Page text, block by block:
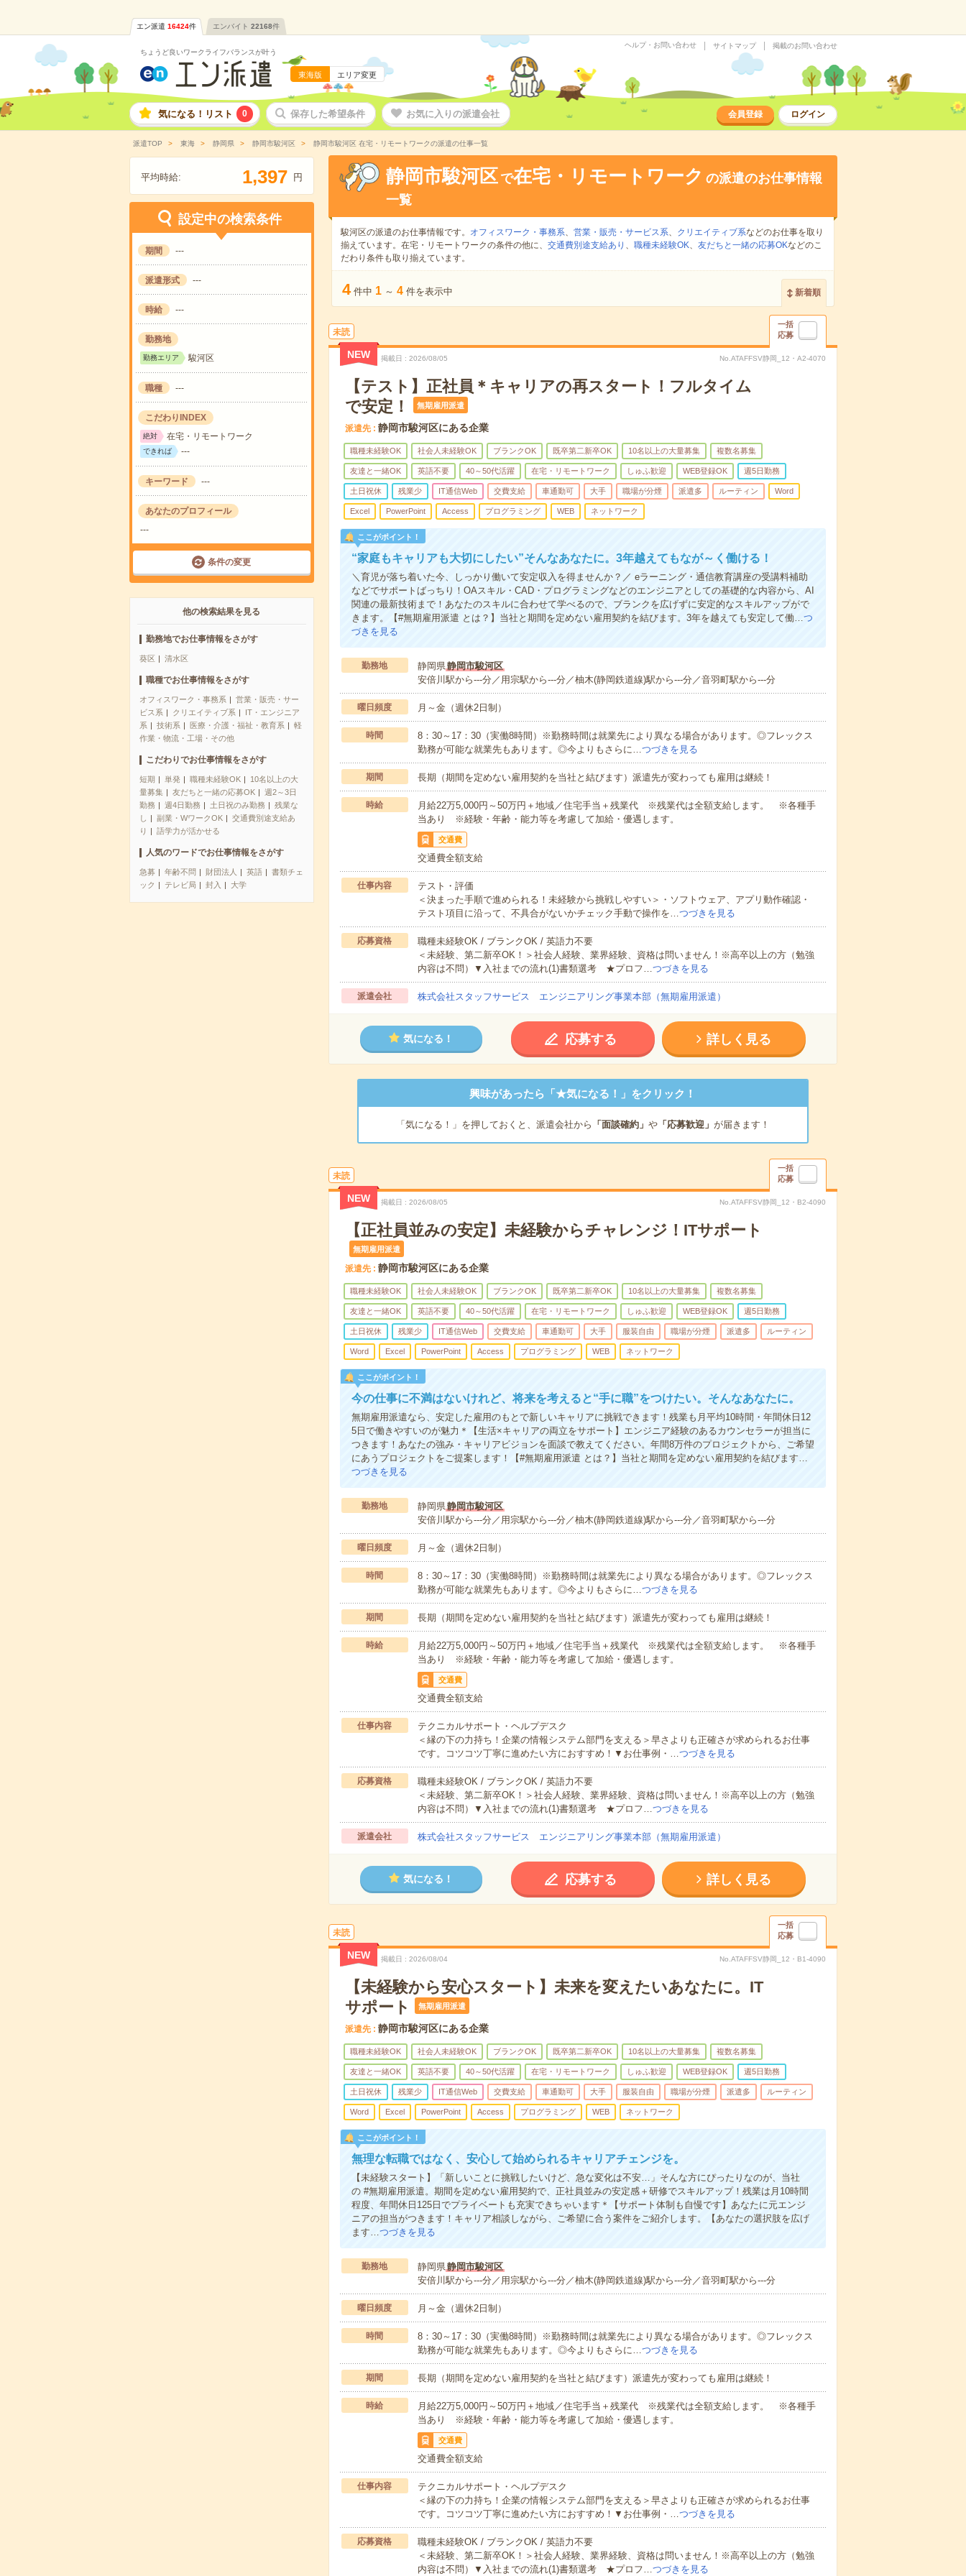
エン派遣 16424件 エンバイト 22168件
ちょうど良いワークライフバランスが叶う
東海版 エリア変更
ヘルプ・お問い合わせ サイトマップ 掲載のお問い合わせ
気になる！リスト 0 保存した希望条件 お気に入りの派遣会社 会員登録 ログイン
派遣TOP 東海 静岡県 静岡市駿河区 静岡市駿河区 在宅・リモートワークの派遣の仕事一覧
平均時給: 1,397 円
設定中の検索条件
期間 ---
派遣形式 ---
時給 ---
勤務地
勤務エリア 駿河区
職種 ---
こだわりINDEX
絶対 在宅・リモートワーク
できれば ---
キーワード ---
あなたのプロフィール
---
条件の変更
他の検索結果を見る
勤務地でお仕事情報をさがす
葵区 清水区
職種でお仕事情報をさがす
オフィスワーク・事務系
営業・販売・サー
ビス系
クリエイティブ系
IT・エンジニア
系
技術系 医療・介護・福祉・教育系
軽
作業・物流・工場・その他
こだわりでお仕事情報をさがす
短期 単発 職種未経験OK
10名以上の大
量募集
友だちと一緒の応募OK
週2～3日
勤務
週4日勤務 土日祝のみ勤務
残業な
し
副業・WワークOK
交通費別途支給あ
り
語学力が活かせる
人気のワードでお仕事情報をさがす
急募 年齢不問 財団法人 英語
書類チェ
ック
テレビ局 封入 大学
静岡市駿河区 で在宅・リモートワーク の派遣のお仕事情報
一覧
駿河区の派遣のお仕事情報です。 オフィスワーク・事務系、 営業・販売・サービス系、 クリエイティブ系などのお仕事を取り
揃えています。在宅・リモートワークの条件の他に、 交通費別途支給あり 、 職種未経験OK、 友だちと一緒の応募OKなどのこ
だわり条件も取り揃えています。
4 件中 1 ～ 4 件を表示中 新着順
未読
一括
応募
NEW 掲載日 2026/08/05 No.ATAFFSV静岡_12・A2-4070
【テスト】正社員＊キャリアの再スタート！フルタイム
で安定！
無期雇用派遣
派遣先 静岡市駿河区にある企業
職種未経験OK 社会人未経験OK ブランクOK 既卒第二新卒OK 10名以上の大量募集 複数名募集
友達と一緒OK 英語不要 40～50代活躍 在宅・リモートワーク しゅふ歓迎 WEB登録OK 週5日勤務
土日祝休 残業少 IT通信Web 交費支給 車通勤可 大手 職場が分煙 派遣多 ルーティン Word
Excel PowerPoint Access プログラミング WEB ネットワーク
ここがポイント！
“家庭もキャリアも大切にしたい”そんなあなたに。3年越えてもなが～く働ける！
＼育児が落ち着いた今、しっかり働いて安定収入を得ませんか？／ eラーニング・通信教育講座の受講料補助
などでサポートばっちり！OAスキル・CAD・プログラミングなどのエンジニアとしての基礎的な内容から、AI
関連の最新技術まで！あなたのスキルに合わせて学べるので、ブランクを広げずに安定的なスキルアップがで
きます。【#無期雇用派遣 とは？】当社と期間を定めない雇用契約を結びます。3年を越えても安定して働…つ
づきを見る
勤務地 静岡県静岡市駿河区
安倍川駅から---分／用宗駅から---分／柚木(静岡鉄道線)駅から---分／音羽町駅から---分
曜日頻度 月～金（週休2日制）
時間
8：30～17：30（実働8時間）※勤務時間は就業先により異なる場合があります。◎フレックス
勤務が可能な就業先もあります。◎今よりもさらに…つづきを見る
期間 長期（期間を定めない雇用契約を当社と結びます）派遣先が変わっても雇用は継続！
時給
月給22万5,000円～50万円＋地域／住宅手当＋残業代 ※残業代は全額支給します。 ※各種手
当あり ※経験・年齢・能力等を考慮して加給・優遇します。
交通費
交通費全額支給
仕事内容
テスト・評価
＜決まった手順で進められる！未経験から挑戦しやすい＞・ソフトウェア、アプリ動作確認・
テスト項目に沿って、不具合がないかチェック手動で操作を…つづきを見る
応募資格
職種未経験OK / ブランクOK / 英語力不要
＜未経験、第二新卒OK！＞社会人経験、業界経験、資格は問いません！※高卒以上の方（勉強
内容は不問）▼入社までの流れ(1)書類選考 ★プロフ…つづきを見る
派遣会社 株式会社スタッフサービス エンジニアリング事業本部（無期雇用派遣）
気になる！ 応募する 詳しく見る
興味があったら「★気になる！」をクリック！
「気になる！」を押しておくと、派遣会社から 「面談確約」 や「応募歓迎」 が届きます！
未読
一括
応募
NEW 掲載日 2026/08/05 No.ATAFFSV静岡_12・B2-4090
【正社員並みの安定】未経験からチャレンジ！ITサポート
無期雇用派遣
派遣先 静岡市駿河区にある企業
職種未経験OK 社会人未経験OK ブランクOK 既卒第二新卒OK 10名以上の大量募集 複数名募集
友達と一緒OK 英語不要 40～50代活躍 在宅・リモートワーク しゅふ歓迎 WEB登録OK 週5日勤務
土日祝休 残業少 IT通信Web 交費支給 車通勤可 大手 服装自由 職場が分煙 派遣多 ルーティン
Word Excel PowerPoint Access プログラミング WEB ネットワーク
ここがポイント！
今の仕事に不満はないけれど、将来を考えると“手に職”をつけたい。そんなあなたに。
無期雇用派遣なら、安定した雇用のもとで新しいキャリアに挑戦できます！残業も月平均10時間・年間休日12
5日で働きやすいのが魅力＊【生活×キャリアの両立をサポート】エンジニア経験のあるカウンセラーが担当に
つきます！あなたの強み・キャリアビジョンを面談で教えてください。年間8万件のプロジェクトから、ご希望
にあうプロジェクトをご提案します！【#無期雇用派遣 とは？】当社と期間を定めない雇用契約を結びます…
つづきを見る
勤務地 静岡県静岡市駿河区
安倍川駅から---分／用宗駅から---分／柚木(静岡鉄道線)駅から---分／音羽町駅から---分
曜日頻度 月～金（週休2日制）
時間
8：30～17：30（実働8時間）※勤務時間は就業先により異なる場合があります。◎フレックス
勤務が可能な就業先もあります。◎今よりもさらに…つづきを見る
期間 長期（期間を定めない雇用契約を当社と結びます）派遣先が変わっても雇用は継続！
時給
月給22万5,000円～50万円＋地域／住宅手当＋残業代 ※残業代は全額支給します。 ※各種手
当あり ※経験・年齢・能力等を考慮して加給・優遇します。
交通費
交通費全額支給
仕事内容
テクニカルサポート・ヘルプデスク
＜縁の下の力持ち！企業の情報システム部門を支える＞早さよりも正確さが求められるお仕事
です。コツコツ丁寧に進めたい方におすすめ！▼お仕事例・…つづきを見る
応募資格
職種未経験OK / ブランクOK / 英語力不要
＜未経験、第二新卒OK！＞社会人経験、業界経験、資格は問いません！※高卒以上の方（勉強
内容は不問）▼入社までの流れ(1)書類選考 ★プロフ…つづきを見る
派遣会社 株式会社スタッフサービス エンジニアリング事業本部（無期雇用派遣）
気になる！ 応募する 詳しく見る
未読
一括
応募
NEW 掲載日 2026/08/04 No.ATAFFSV静岡_12・B1-4090
【未経験から安心スタート】未来を変えたいあなたに。IT
サポート
無期雇用派遣
派遣先 静岡市駿河区にある企業
職種未経験OK 社会人未経験OK ブランクOK 既卒第二新卒OK 10名以上の大量募集 複数名募集
友達と一緒OK 英語不要 40～50代活躍 在宅・リモートワーク しゅふ歓迎 WEB登録OK 週5日勤務
土日祝休 残業少 IT通信Web 交費支給 車通勤可 大手 服装自由 職場が分煙 派遣多 ルーティン
Word Excel PowerPoint Access プログラミング WEB ネットワーク
ここがポイント！
無理な転職ではなく、安心して始められるキャリアチェンジを。
【未経験スタート】「新しいことに挑戦したいけど、急な変化は不安…」そんな方にぴったりなのが、当社
の #無期雇用派遣。期間を定めない雇用契約で、正社員並みの安定感＋研修でスキルアップ！残業は月10時間
程度、年間休日125日でプライベートも充実できちゃいます＊【サポート体制も自慢です】あなたに元エンジ
ニアの担当がつきます！キャリア相談しながら、ご希望に合う案件をご紹介します。【あなたの選択肢を広げ
ます…つづきを見る
勤務地 静岡県静岡市駿河区
安倍川駅から---分／用宗駅から---分／柚木(静岡鉄道線)駅から---分／音羽町駅から---分
曜日頻度 月～金（週休2日制）
時間
8：30～17：30（実働8時間）※勤務時間は就業先により異なる場合があります。◎フレックス
勤務が可能な就業先もあります。◎今よりもさらに…つづきを見る
期間 長期（期間を定めない雇用契約を当社と結びます）派遣先が変わっても雇用は継続！
時給
月給22万5,000円～50万円＋地域／住宅手当＋残業代 ※残業代は全額支給します。 ※各種手
当あり ※経験・年齢・能力等を考慮して加給・優遇します。
交通費
交通費全額支給
仕事内容
テクニカルサポート・ヘルプデスク
＜縁の下の力持ち！企業の情報システム部門を支える＞早さよりも正確さが求められるお仕事
です。コツコツ丁寧に進めたい方におすすめ！▼お仕事例・…つづきを見る
応募資格
職種未経験OK / ブランクOK / 英語力不要
＜未経験、第二新卒OK！＞社会人経験、業界経験、資格は問いません！※高卒以上の方（勉強
内容は不問）▼入社までの流れ(1)書類選考 ★プロフ…つづきを見る